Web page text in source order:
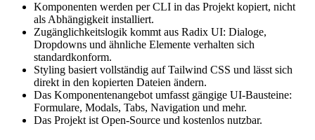
Komponenten werden per CLI in das Projekt kopiert, nicht
als Abhängigkeit installiert.
Zugänglichkeitslogik kommt aus Radix UI: Dialoge,
Dropdowns und ähnliche Elemente verhalten sich
standardkonform.
Styling basiert vollständig auf Tailwind CSS und lässt sich
direkt in den kopierten Dateien ändern.
Das Komponentenangebot umfasst gängige UI-Bausteine:
Formulare, Modals, Tabs, Navigation und mehr.
Das Projekt ist Open-Source und kostenlos nutzbar.